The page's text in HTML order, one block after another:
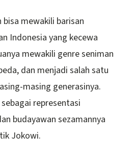
mewakili barisan
Indonesia yang kecewa
mewakili genre seniman
dan menjadi salah satu
masing generasinya.
representasi
budayawan sezamannya
Jokowi.